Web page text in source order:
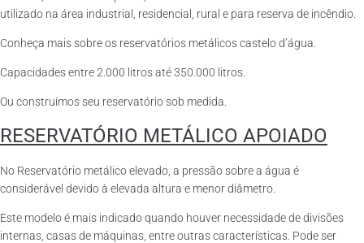
utilizado na área industrial, residencial, rural e para reserva de incêndio.
Conheça mais sobre os reservatórios metálicos castelo d’água.
Capacidades entre 2.000 litros até 350.000 litros.
Ou construímos seu reservatório sob medida.
RESERVATÓRIO METÁLICO APOIADO
No Reservatório metálico elevado, a pressão sobre a água é
considerável devido à elevada altura e menor diâmetro.
Este modelo é mais indicado quando houver necessidade de divisões
internas, casas de máquinas, entre outras características. Pode ser